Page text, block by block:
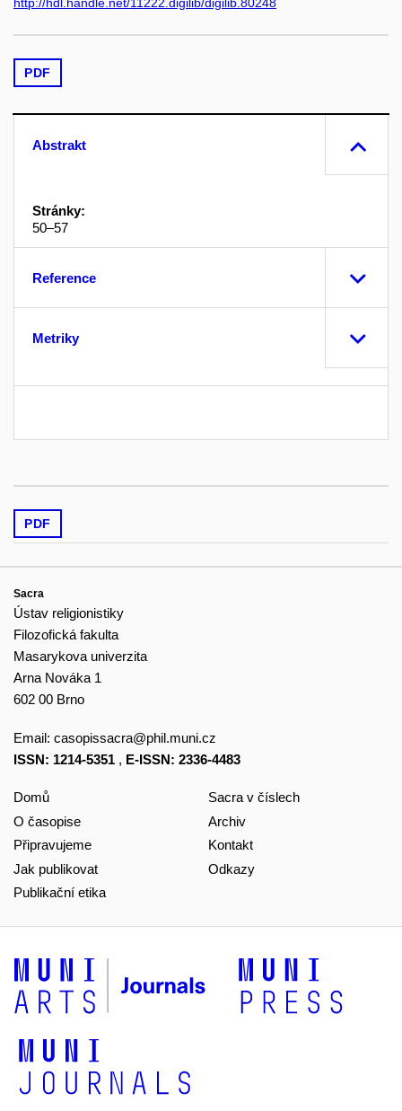
PDF
Abstrakt
Stránky:
50–57
Reference
Metriky
PDF
Sacra
Ústav religionistiky
Filozofická fakulta
Masarykova univerzita
Arna Nováka 1
602 00 Brno
Email: casopissacra@phil.muni.cz
ISSN: 1214-5351 , E-ISSN: 2336-4483
Domů
O časopise
Připravujeme
Jak publikovat
Publikační etika
Sacra v číslech
Archiv
Kontakt
Odkazy